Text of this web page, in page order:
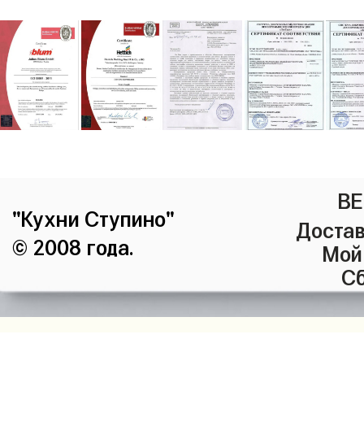
"Кухни Ступино"
© 2008 года.